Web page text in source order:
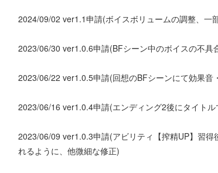
2024/09/02 ver1.1申請(ボイスボリュームの調整、一
2023/06/30 ver1.0.6申請(BFシーン中のボイスの不具
2023/06/22 ver1.0.5申請(回想のBFシーンにて効果音
2023/06/16 ver1.0.4申請(エンディング2後にタイト
2023/06/09 ver1.0.3申請(アビリティ【搾精UP】習
れるように、他微細な修正)